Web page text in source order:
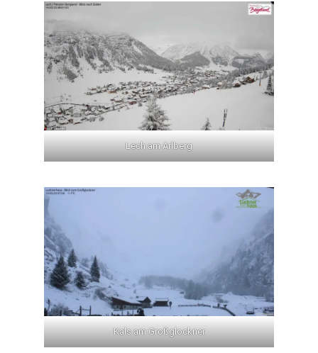
Lech am Arlberg
Kals am Großglockner